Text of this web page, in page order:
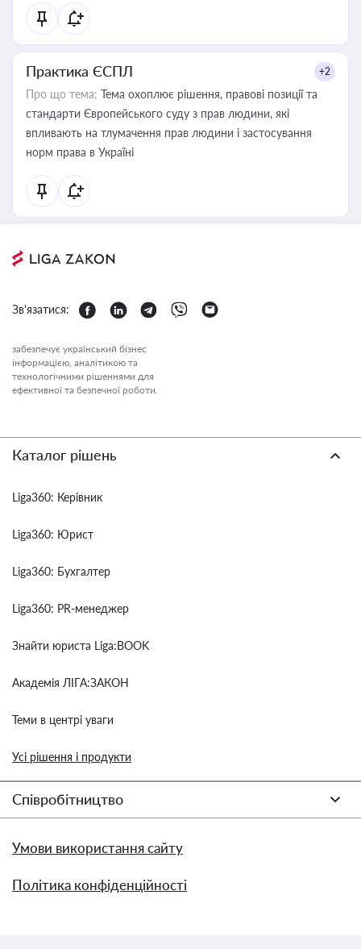
Практика ЄСПЛ +2
Про що тема: Тема охоплює рішення, правові позиції та
стандарти Європейського суду з прав людини, які
впливають на тлумачення прав людини і застосування
норм права в Україні
Зв'язатися:
забезпечує український бізнес
інформацією, аналітикою та
технологічними рішеннями для
ефективної та безпечної роботи.
Каталог рішень
Liga360: Керівник
Liga360: Юрист
Liga360: Бухгалтер
Liga360: PR-менеджер
Знайти юриста Liga:BOOK
Академія ЛІГА:ЗАКОН
Теми в центрі уваги
Усі рішення і продукти
Співробітництво
Умови використання сайту
Політика конфіденційності